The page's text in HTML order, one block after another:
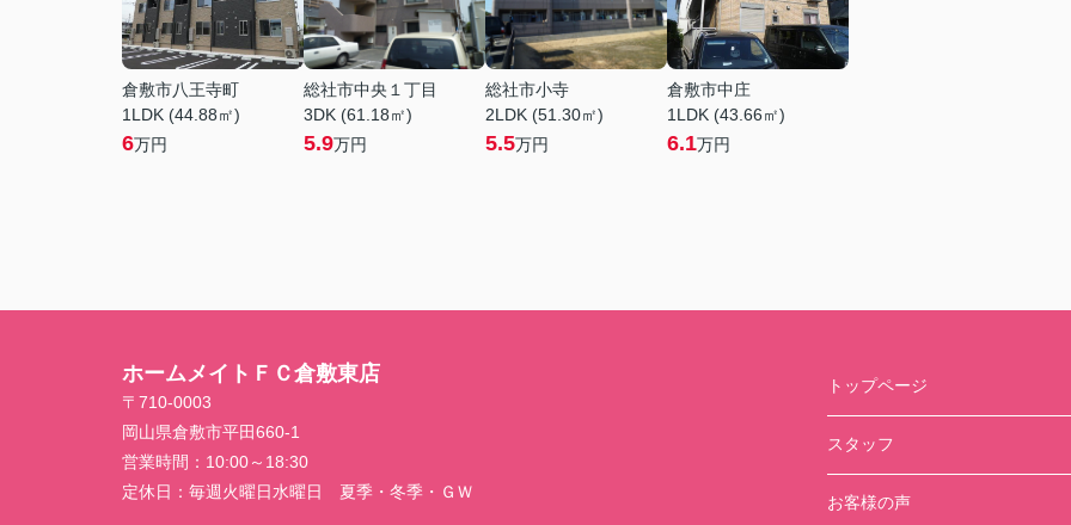
倉敷市八王寺町
1LDK (44.88㎡)
6万円
総社市中央１丁目
3DK (61.18㎡)
5.9万円
総社市小寺
2LDK (51.30㎡)
5.5万円
倉敷市中庄
1LDK (43.66㎡)
6.1万円
ホームメイトＦＣ倉敷東店
〒710-0003
岡山県倉敷市平田660-1
営業時間： 10:00～18:30
定休日： 毎週火曜日水曜日 夏季・冬季・ＧＷ
トップページ
スタッフ
お客様の声